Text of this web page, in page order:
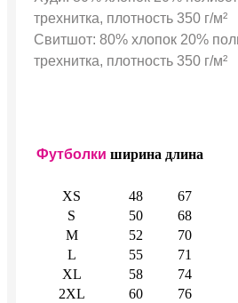
трехнитка, плотность 350 г/м²
Свитшот: 80% хлопок 20%
трехнитка, плотность 350 г/м²
Футболки ширина длина
XS 48
67
S
50
68
M
52
70
L
55
71
XL
58
74
2XL
60
76